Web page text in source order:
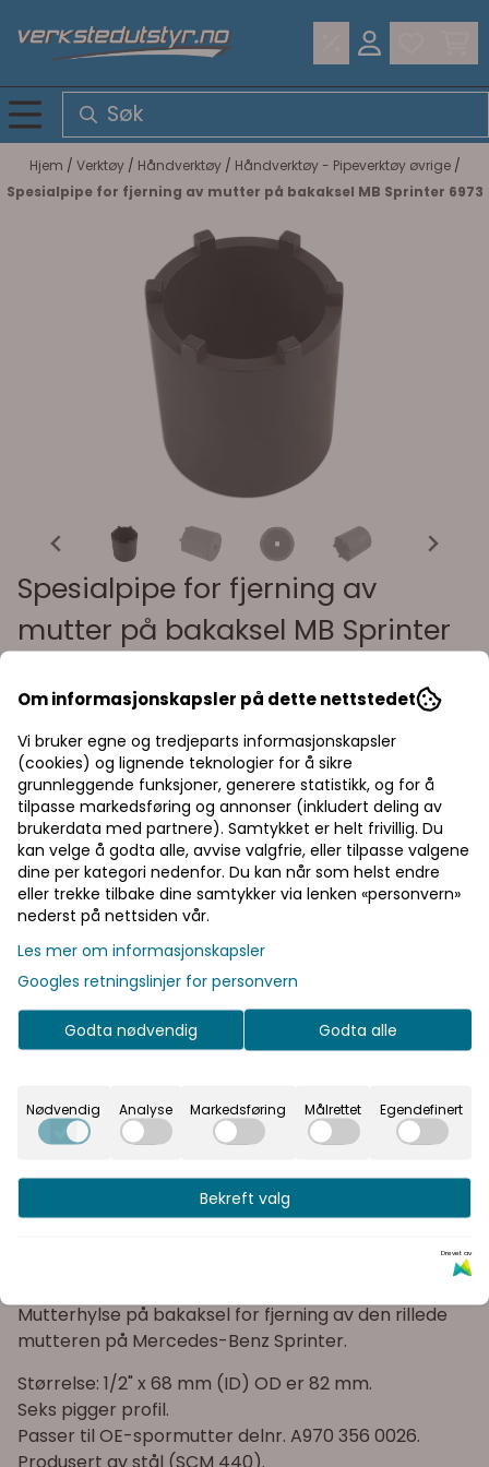
Hopp til innhold
Hjem / Verktøy / Håndverktøy / Håndverktøy - Pipeverktøy øvrige /
Spesialpipe for fjerning av mutter på bakaksel MB Sprinter 6973
Spesialpipe for fjerning av
mutter på bakaksel MB Sprinter
Les mer
2.223,75,-
Legg i handlekurv
På lager : 2
Kvalitetsprodukter
Spesialpipe for fjerning av mutter på bakaksel MB
Mutterhylse på bakaksel for fjerning av den rillede
mutteren på Mercedes-Benz Sprinter.
Størrelse: 1/2" x 68 mm (ID) OD er 82 mm.
Seks pigger profil.
Passer til OE-spormutter delnr. A970 356 0026.
Priser inkl. eller
ekskl. mva
velge om du vil se
prisene med eller uten
moms.
Inkl.
Ekskl.
Om informasjonskapsler på dette nettstedet
Vi bruker egne og tredjeparts informasjonskapsler
(cookies) og lignende teknologier for å sikre
grunnleggende funksjoner, generere statistikk, og for å
tilpasse markedsføring og annonser (inkludert deling av
brukerdata med partnere). Samtykket er helt frivillig. Du
kan velge å godta alle, avvise valgfrie, eller tilpasse valgene
dine per kategori nedenfor. Du kan når som helst endre
eller trekke tilbake dine samtykker via lenken «personvern»
nederst på nettsiden vår.
Les mer om informasjonskapsler
Googles retningslinjer for personvern
Godta nødvendig Godta alle
Nødvendig Analyse Markedsføring Målrettet Egendefinert
Bekreft valg
Drevet av